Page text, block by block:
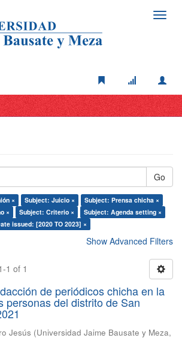
Go
× Subject: Juicio ×
Subject: Prensa chicha ×
×
Subject: Criterio ×
Subject: Agenda setting ×
issued: [2020 TO 2023] ×
Show Advanced Filters
1 of 1
de periódicos chicha en la
personas del distrito de San
Jesús (Universidad Jaime Bausate y Meza,